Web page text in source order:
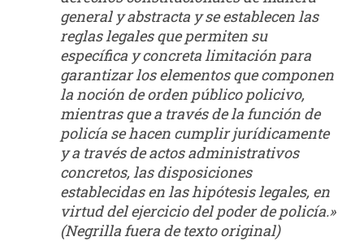
general y abstracta y se establecen las
reglas legales que permiten su
específica y concreta limitación para
garantizar los elementos que componen
la noción de orden público policivo,
mientras que a través de la función de
policía se hacen cumplir jurídicamente
y a través de actos administrativos
concretos, las disposiciones
establecidas en las hipótesis legales, en
virtud del ejercicio del poder de policía.»
(Negrilla fuera de texto original)